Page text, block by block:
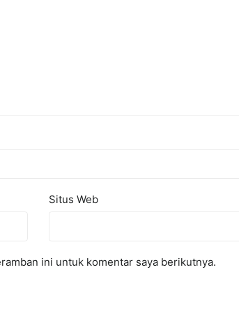
Situs Web
ini untuk komentar saya berikutnya.